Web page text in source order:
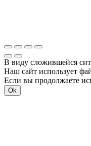
В виду сложившейся
Наш сайт использует
Если вы продолжаете
Ok